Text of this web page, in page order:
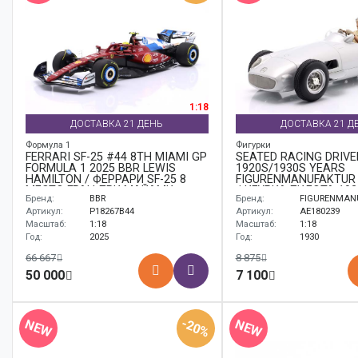
1:18
ДОСТАВКА 21 ДЕНЬ
Формула 1
FERRARI SF-25 #44 8TH MIAMI GP
FORMULA 1 2025 BBR LEWIS
HAMILTON / ФЕРРАРИ SF-25 8
МЕСТО ГРАН-ПРИ МАЙАМИ
ФОРМУЛА-1 ББР ЛЬЮИС
ХЭМИЛТОН
Бренд:
BBR
Артикул:
P18267B44
Масштаб:
1:18
Год:
2025
66 667
50 000
ДОСТАВКА 21
Фигурки
SEATED RACING
1920S/1930S YEARS
ФИГУРКА ПИЛОТА
ЙИРС
Бренд:
Артикул:
AE180239
Масштаб:
1:18
Год:
1930
8 875
7 100
NEW -20% NEW